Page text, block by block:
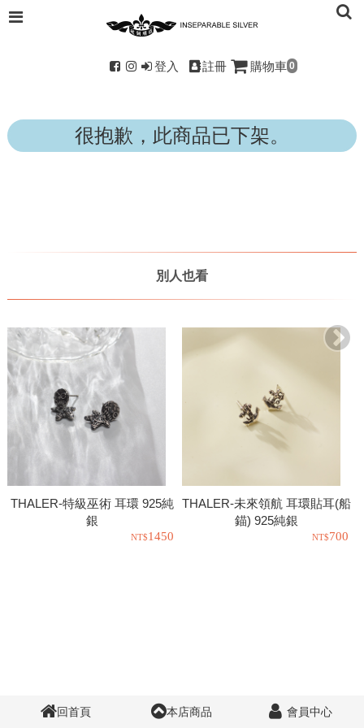
登入 註冊 購物車 0
很抱歉，此商品已下架。
別人也看
THALER-特級巫術 耳環 925純
銀
1450
THALER-未來領航 耳環貼耳(船
錨) 925純銀
700
回首頁 本店商品 會員中心